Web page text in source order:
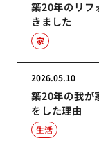
築20年のリフ
きました
家
築20年の我が
をした理由
2026.05.10
生活